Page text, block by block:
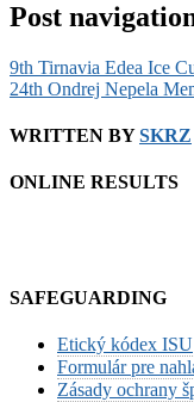
Post
9th Tirnavia Edea Ice
24th Ondrej Nepela
WRITTEN BYSKRZ
ONLINE RESULTS
SAFEGUARDING
Etický kódex ISU
Formulár pre
Zásady ochrany